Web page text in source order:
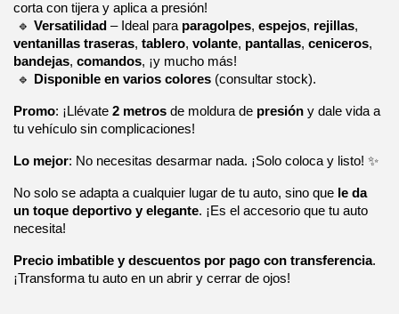
corta con tijera y aplica a presión!
🔹 Versatilidad – Ideal para paragolpes, espejos, rejillas
ventanillas traseras, tablero, volante, pantallas, ceniceros
bandejas, comandos, ¡y mucho más!
🔹
Disponible en varios colores (consultar stock).
Promo: ¡Llévate 2 metros de moldura de presión y dale vida a
tu vehículo sin complicaciones!
Lo mejor: No necesitas desarmar nada. ¡Solo coloca y listo! ✨
No solo se adapta a cualquier lugar de tu auto, sino que le da
un toque deportivo y elegante. ¡Es el accesorio que tu auto
necesita!
Precio imbatible y descuentos por pago con transferencia.
¡Transforma tu auto en un abrir y cerrar de ojos!